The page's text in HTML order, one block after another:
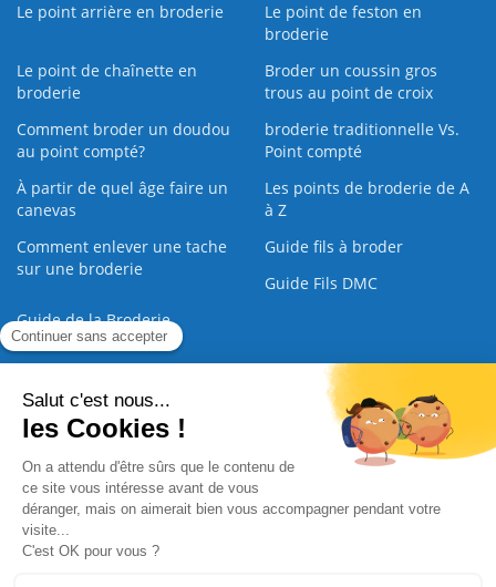
Le point arrière en broderie
Le point de feston en
broderie
Le point de chaînette en
broderie
Broder un coussin gros
trous au point de croix
Comment broder un doudou
au point compté?
broderie traditionnelle Vs.
Point compté
À partir de quel âge faire un
canevas
Les points de broderie de A
à Z
Comment enlever une tache
sur une broderie
Guide fils à broder
Guide Fils DMC
Guide de la Broderie
Commande Papier | Nous contacter |
Paiement sécurisé |